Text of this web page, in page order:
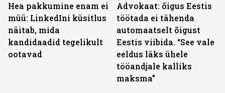
Hea pakkumine enam ei
müü: LinkedIni küsitlus
näitab, mida
kandidaadid tegelikult
ootavad
Advokaat: õigus Eestis
töötada ei tähenda
automaatselt õigust
Eestis viibida. “See vale
eeldus läks ühele
tööandjale kalliks
maksma”